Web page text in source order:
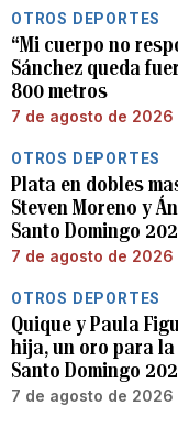
OTROS DEPORTES
“Mi cuerpo no
Sánchez queda
800 metros
7 de agosto de 2026
OTROS DEPORTES
Plata en dobles
Steven Moreno y
Santo Domingo
7 de agosto de 2026
OTROS DEPORTES
Quique y Paula
hija, un oro para
Santo Domingo
7 de agosto de 2026